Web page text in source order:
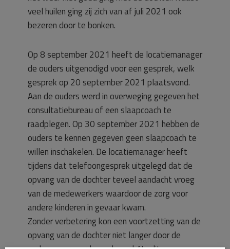
veel huilen ging zij zich van af juli 2021 ook
bezeren door te bonken.
Op 8 september 2021 heeft de locatiemanager
de ouders uitgenodigd voor een gesprek, welk
gesprek op 20 september 2021 plaatsvond.
Aan de ouders werd in overweging gegeven het
consultatiebureau of een slaapcoach te
raadplegen. Op 30 september 2021 hebben de
ouders te kennen gegeven geen slaapcoach te
willen inschakelen. De locatiemanager heeft
tijdens dat telefoongesprek uitgelegd dat de
opvang van de dochter teveel aandacht vroeg
van de medewerkers waardoor de zorg voor
andere kinderen in gevaar kwam.
Zonder verbetering kon een voortzetting van de
opvang van de dochter niet langer door de